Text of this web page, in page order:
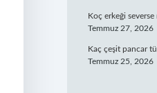
Koç erkeği severse
Temmuz 27, 2026
Kaç çeşit pancar
Temmuz 25, 2026